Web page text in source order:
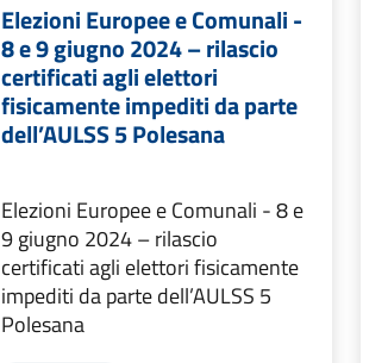
Elezioni Europee e Comunali -
8 e 9 giugno 2024 – rilascio
certificati agli elettori
fisicamente impediti da parte
dell’AULSS 5 Polesana
Elezioni Europee e Comunali - 8 e
9 giugno 2024 – rilascio
certificati agli elettori fisicamente
impediti da parte dell’AULSS 5
Polesana